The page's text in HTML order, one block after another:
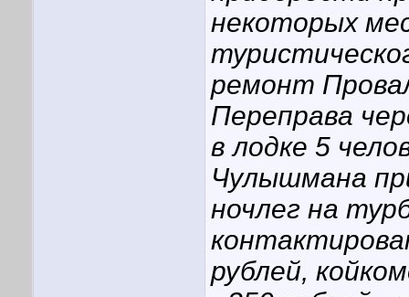
некоторых
ремонт
Переправа
в лодке 5
Чулышмана
ночлег на
рублей,